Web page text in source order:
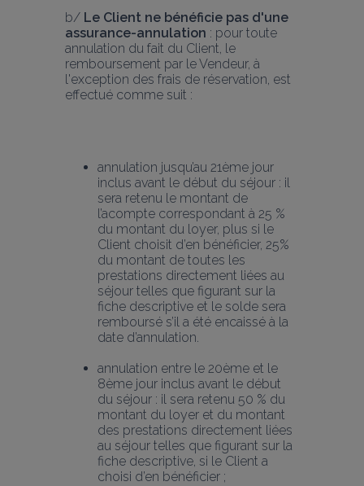
b/ Le Client ne bénéficie pas d'une
assurance-annulation : pour toute
annulation du fait du Client, le
remboursement par le Vendeur, à
l'exception des frais de réservation, est
effectué comme suit :
annulation jusqu’au 21ème jour
inclus avant le début du séjour : il
sera retenu le montant de
l’acompte correspondant à 25 %
du montant du loyer, plus si le
Client choisit d’en bénéficier, 25%
du montant de toutes les
prestations directement liées au
séjour telles que figurant sur la
fiche descriptive et le solde sera
remboursé s’il a été encaissé à la
date d’annulation.
annulation entre le 20ème et le
8ème jour inclus avant le début
du séjour : il sera retenu 50 % du
montant du loyer et du montant
des prestations directement liées
au séjour telles que figurant sur la
fiche descriptive, si le Client a
choisi d’en bénéficier ;